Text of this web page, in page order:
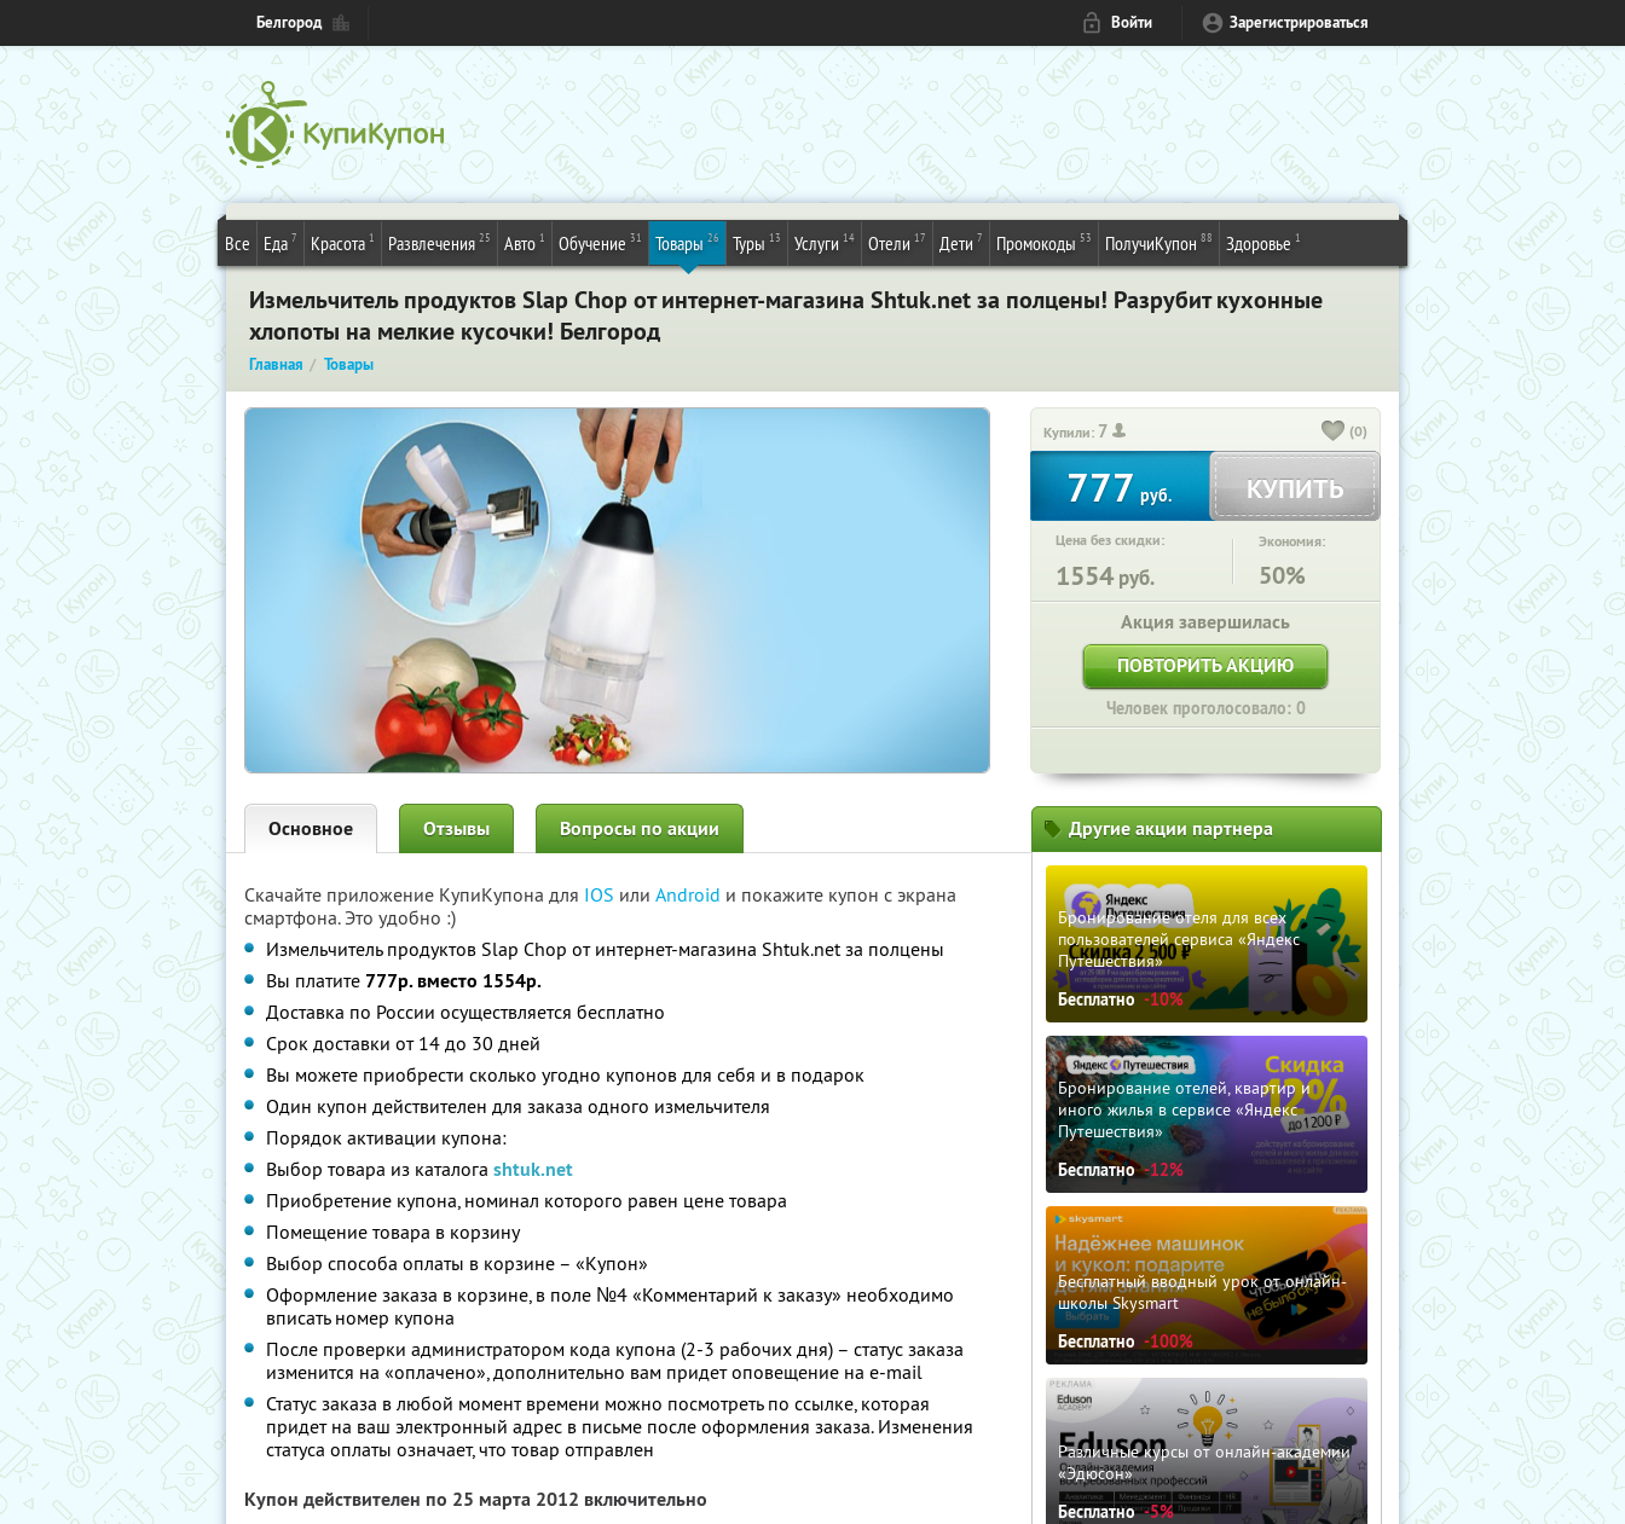
Белгород Войти Зарегистрироваться
Все Еда 7 Красота 1 Развлечения 25 Авто 1 Обучение 31 Товары 26 Туры 13 Услуги 14 Отели 17 Дети 7 Промокоды 53 ПолучиКупон 88 Здоровье 1
Измельчитель продуктов Slap Chop от интернет-магазина Shtuk.net за полцены! Разрубит кухонные
хлопоты на мелкие кусочки! Белгород
Главная Товары
Купили: 7 (0)
777 руб. КУПИТЬ
Цена без скидки:
1554 руб.
Экономия:
50%
Акция завершилась
ПОВТОРИТЬ АКЦИЮ
Человек проголосовало: 0
Основное Отзывы Вопросы по акции
Скачайте приложение КупиКупона для IOS или Android и покажите купон с экрана
смартфона. Это удобно :)
Измельчитель продуктов Slap Chop от интернет-магазина Shtuk.net за полцены
Вы платите 777р. вместо 1554р.
Доставка по России осуществляется бесплатно
Срок доставки от 14 до 30 дней
Вы можете приобрести сколько угодно купонов для себя и в подарок
Один купон действителен для заказа одного измельчителя
Порядок активации купона:
Выбор товара из каталога shtuk.net
Приобретение купона, номинал которого равен цене товара
Помещение товара в корзину
Выбор способа оплаты в корзине – «Купон»
Оформление заказа в корзине, в поле №4 «Комментарий к заказу» необходимо
вписать номер купона
После проверки администратором кода купона (2-3 рабочих дня) – статус заказа
изменится на «оплачено», дополнительно вам придет оповещение на e-mail
Статус заказа в любой момент времени можно посмотреть по ссылке, которая
придет на ваш электронный адрес в письме после оформления заказа. Изменения
статуса оплаты означает, что товар отправлен
Купон действителен по 25 марта 2012 включительно
Другие акции партнера
Бронирование отеля для всех
пользователей сервиса «Яндекс
Путешествия»
Бесплатно -10%
Бронирование отелей, квартир и
иного жилья в сервисе «Яндекс
Путешествия»
Бесплатно -12%
Бесплатный вводный урок от онлайн-
школы Skysmart
Бесплатно -100%
Различные курсы от онлайн-академии
«Эдюсон»
Бесплатно -5%